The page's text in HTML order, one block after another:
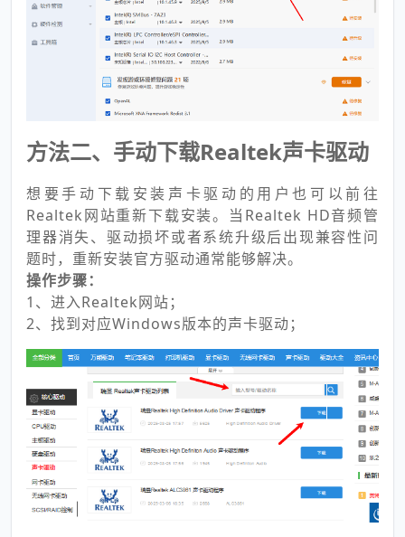
方法二、手动下载Realtek声卡驱动
想要手动下载安装声卡驱动的用户也可以前往
Realtek网站重新下载安装。当Realtek HD音频管
理器消失、驱动损坏或者系统升级后出现兼容性问
题时，重新安装官方驱动通常能够解决。
操作步骤：
1、进入Realtek网站；
2、找到对应Windows版本的声卡驱动；